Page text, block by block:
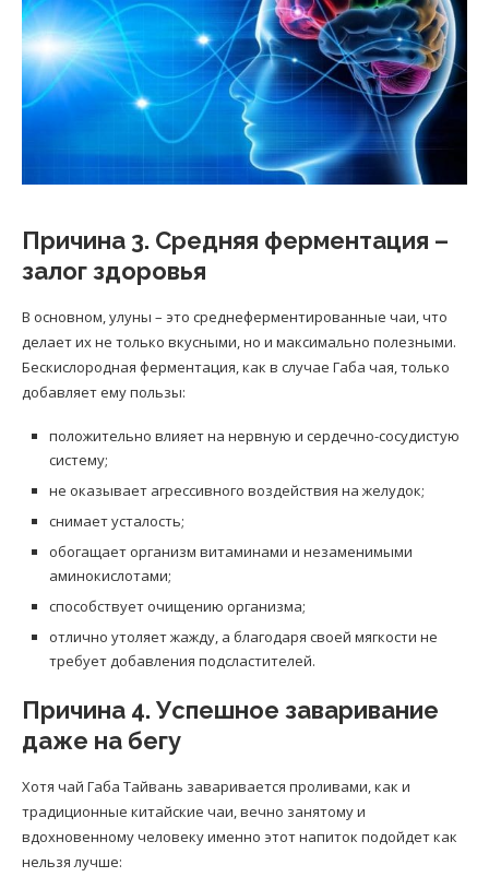
Причина 3. Средняя ферментация –
залог здоровья
В основном, улуны – это среднеферментированные чаи, что
делает их не только вкусными, но и максимально полезными.
Бескислородная ферментация, как в случае Габа чая, только
добавляет ему пользы:
положительно влияет на нервную и сердечно-сосудистую
систему;
не оказывает агрессивного воздействия на желудок;
снимает усталость;
обогащает организм витаминами и незаменимыми
аминокислотами;
способствует очищению организма;
отлично утоляет жажду, а благодаря своей мягкости не
требует добавления подсластителей.
Причина 4. Успешное заваривание
даже на бегу
Хотя чай Габа Тайвань заваривается проливами, как и
традиционные китайские чаи, вечно занятому и
вдохновенному человеку именно этот напиток подойдет как
нельзя лучше: